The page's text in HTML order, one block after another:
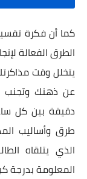
كما أن فكرة
الطرق الفعالة
يتخلل وقت
دقيقة بين كل
طرق وأساليب
الذي يتلقاه
المعلومة بدرجة